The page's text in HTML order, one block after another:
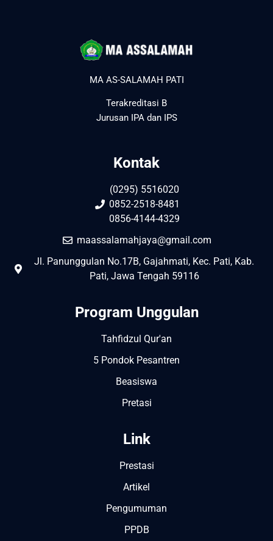
MA AS-SALAMAH PATI
Terakreditasi B
Jurusan IPA dan IPS
Kontak
(0295) 5516020
0852-2518-8481
0856-4144-4329
maassalamahjaya@gmail.com
Jl. Panunggulan No.17B, Gajahmati, Kec. Pati, Kab.
Pati, Jawa Tengah 59116
Program Unggulan
Tahfidzul Qur'an
5 Pondok Pesantren
Beasiswa
Pretasi
Link
Prestasi
Artikel
Pengumuman
PPDB